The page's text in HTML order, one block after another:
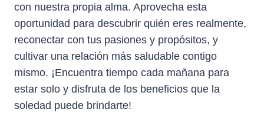
con nuestra propia alma. Aprovecha esta
oportunidad para descubrir quién eres realmente,
reconectar con tus pasiones y propósitos, y
cultivar una relación más saludable contigo
mismo. ¡Encuentra tiempo cada mañana para
estar solo y disfruta de los beneficios que la
soledad puede brindarte!